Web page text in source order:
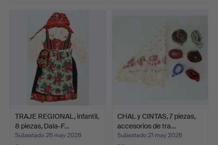
TRAJE REGIONAL, infantil,
8 piezas, Dala-F…
Subastado 26 may 2026
CHAL y CINTAS, 7 piezas,
accesorios de tra…
Subastado 21 may 2026